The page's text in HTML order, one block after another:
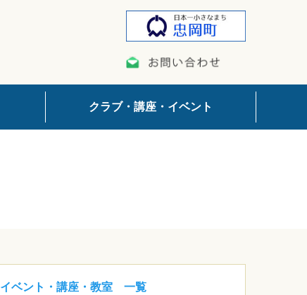
クラブ・講座・イベント
イベント・講座・教室 一覧